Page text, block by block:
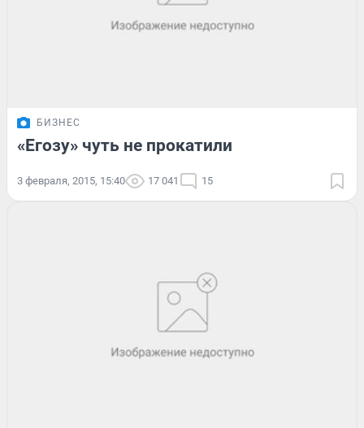
БИЗНЕС
«Егозу» чуть не прокатили
3 февраля, 2015, 15:40 17 041 15